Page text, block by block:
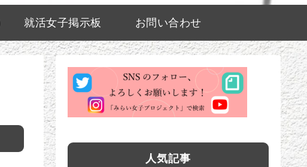
就活女子掲示板 お問い合わせ
人気記事